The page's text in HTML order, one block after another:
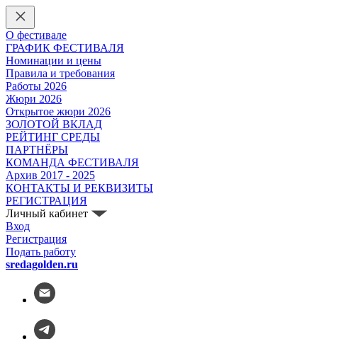
О фестивале
ГРАФИК ФЕСТИВАЛЯ
Номинации и цены
Правила и требования
Работы 2026
Жюри 2026
Открытое жюри 2026
ЗОЛОТОЙ ВКЛАД
РЕЙТИНГ СРЕДЫ
ПАРТНЁРЫ
КОМАНДА ФЕСТИВАЛЯ
Архив 2017 - 2025
КОНТАКТЫ И РЕКВИЗИТЫ
РЕГИСТРАЦИЯ
Личный кабинет
Вход
Регистрация
Подать работу
sredagolden.ru